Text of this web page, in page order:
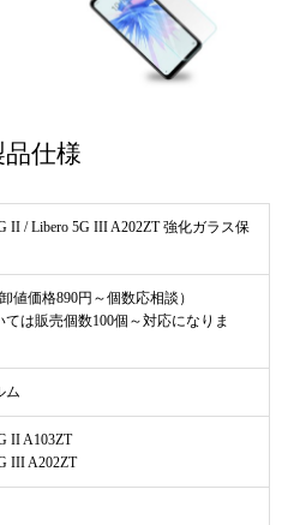
品仕様
II / Libero 5G III A202ZT 強化ガラス保
値価格890円～個数応相談）
は販売個数100個～対応になりま
ム
II A103ZT
III A202ZT